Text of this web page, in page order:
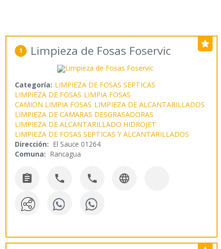
1 Limpieza de Fosas Foservic
Categoría: LIMPIEZA DE FOSAS SEPTICAS
LIMPIEZA DE FOSAS LIMPIA FOSAS
CAMION LIMPIA FOSAS LIMPIEZA DE ALCANTARILLADOS
LIMPIEZA DE CAMARAS DESGRASADORAS
LIMPIEZA DE ALCANTARILLADO HIDROJET
LIMPIEZA DE FOSAS SEPTICAS Y ALCANTARILLADOS
Dirección: El Sauce 01264
Comuna: Rancagua
   